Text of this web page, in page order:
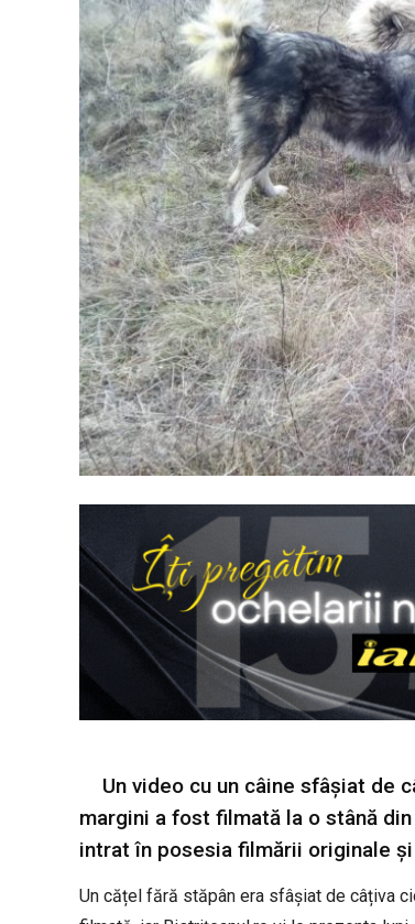
Un video cu un câine sfâșiat de
margini a fost filmată la o stână
intrat în posesia filmării originale
Un cățel fără stăpân era sfâșiat de câțiva